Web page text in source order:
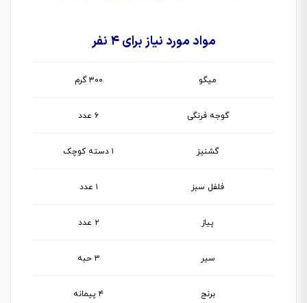
مواد مورد نیاز برای ۴ نفر
میگو ۳۰۰ گرم
گوجه فرنگی ۶ عدد
گشنیز ۱ دسته کوچک
فلفل سبز ۱ عدد
پیاز ۲ عدد
سیر ۳ حبه
برنج ۴ پیمانه